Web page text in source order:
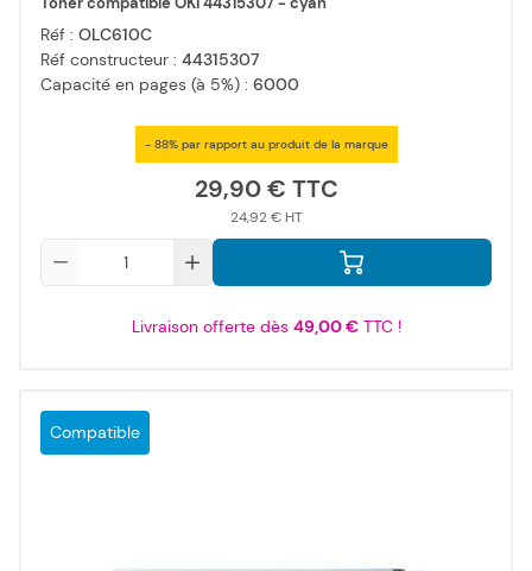
Réf : OLC610C
Réf constructeur : 44315307
Capacité en pages (à 5%) : 6000
- 88% par rapport au produit de la marque
29,90 €
24,92 €
Livraison offerte dès 49,00 €TTC !
Compatible